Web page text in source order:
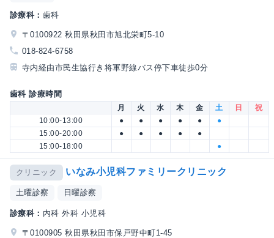
診療科： 歯科
〒0100922 秋田県秋田市旭北栄町5-10
018-824-6758
寺内経由市民生協行き将軍野線バス停下車徒歩0分
歯科 診療時間
月 火 水 木 金 土 日
祝
10:00-13:00
● ● ● ● ●
●
15:00-20:00
● ● ● ●
●
15:00-18:00
●
クリニック いなみ小児科ファミリークリニック
土曜診察 日曜診察
診療科： 内科 外科 小児科
〒0100905 秋田県秋田市保戸野中町1-45